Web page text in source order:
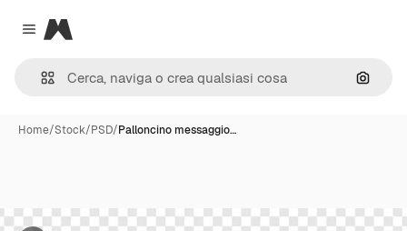
Close menu
Magnific
Cerca
Home/Stock/PSD/Palloncino messaggio…